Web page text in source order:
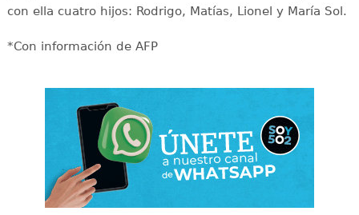
con ella cuatro hijos: Rodrigo, Matías, Lionel y María Sol.
*Con información de AFP